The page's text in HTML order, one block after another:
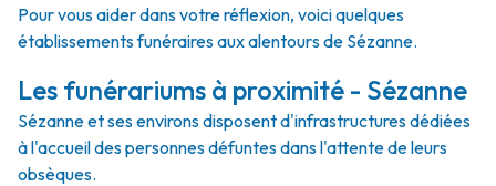
Pour vous aider dans votre réflexion, voici quelques
établissements funéraires aux alentours de Sézanne.
Les funérariums à proximité - Sézanne
Sézanne et ses environs disposent d'infrastructures dédiées
à l'accueil des personnes défuntes dans l'attente de leurs
obsèques.